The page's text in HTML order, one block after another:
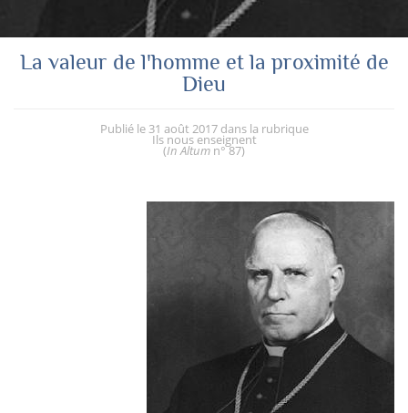
La valeur de l'homme et la proximité de
Dieu
Publié le 31 août 2017 dans la rubrique
Ils nous enseignent
(In Altum n° 87)